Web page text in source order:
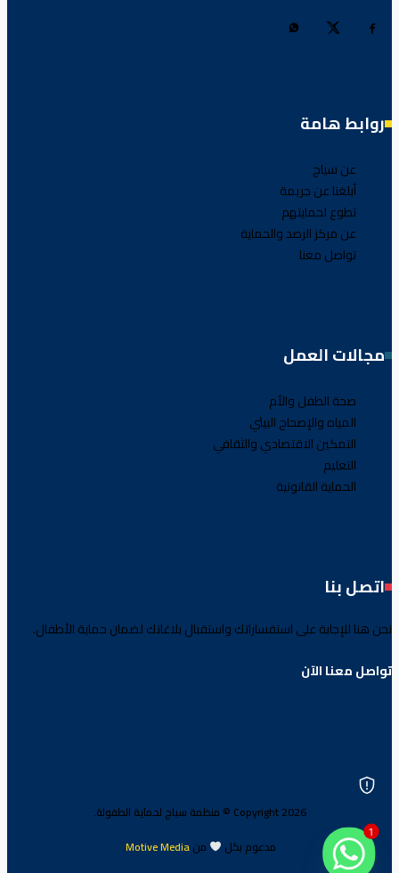
روابط هامة
عن سياج
أبلغنا عن جريمة
تطوع لحمايتهم
عن مركز الرصد والحماية
تواصل معنا
مجالات العمل
صحة الطفل والأم
المياه والإصحاح البيئي
التمكين الاقتصادي والثقافي
التعليم
الحماية القانونية
اتصل بنا
نحن هنا للإجابة على استفساراتك واستقبال بلاغاتك لضمان حماية الأطفال.
تواصل معنا الآن
Copyright 2026 © منظمة سياج لحماية الطفولة.
مدعوم بكل
منMotive Media
.
1